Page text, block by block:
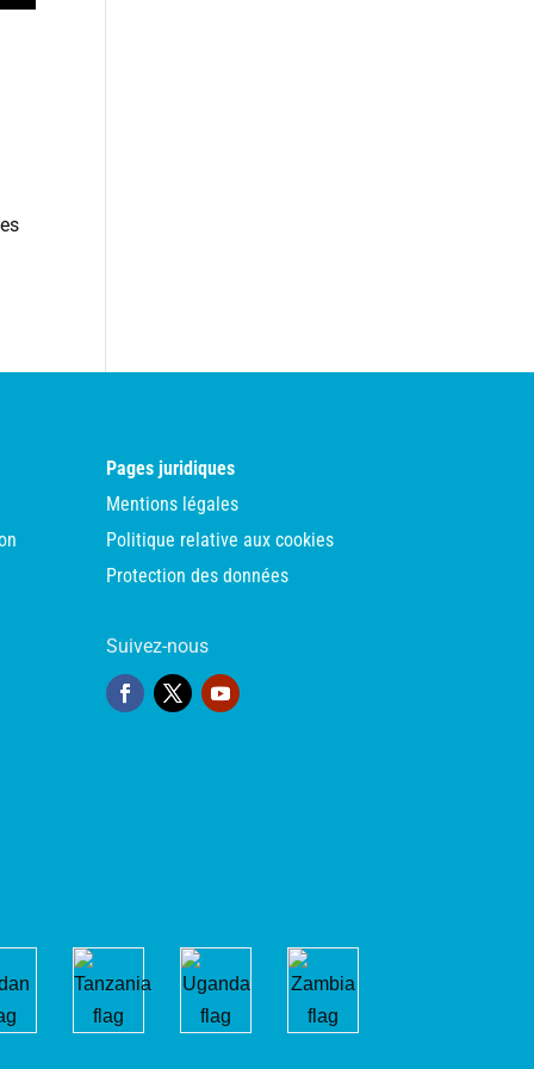
Pages juridiques
Mentions légales
Politique relative aux cookies
Protection des données
Suivez-nous